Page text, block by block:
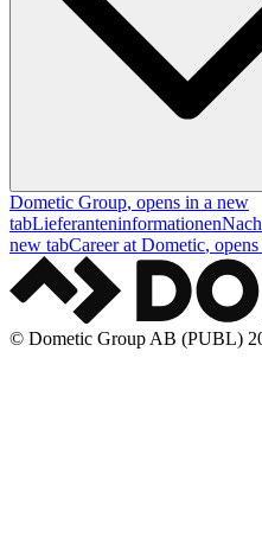
Dometic Group, opens in a new
tabLieferanteninformationen
new tabCareer at Dometic,
© Dometic Group AB (PUBL)